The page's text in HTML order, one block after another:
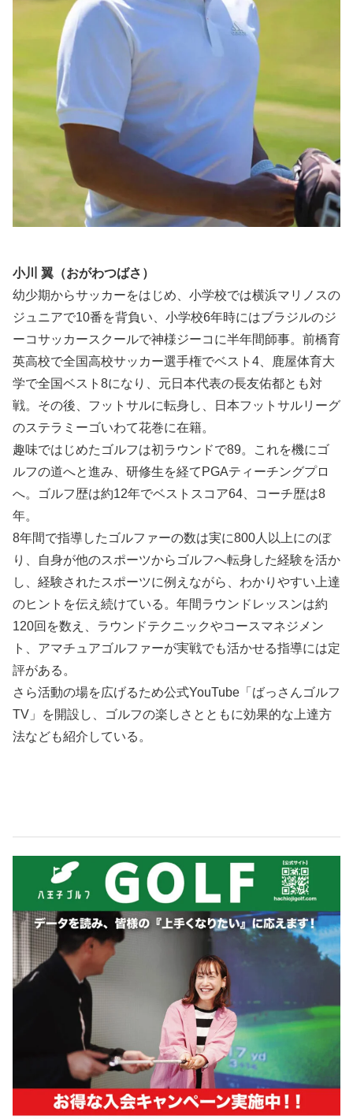
小川 翼（おがわつばさ）
幼少期からサッカーをはじめ、小学校では横浜マリノスの
ジュニアで10番を背負い、小学校6年時にはブラジルのジ
ーコサッカースクールで神様ジーコに半年間師事。前橋育
英高校で全国高校サッカー選手権でベスト4、鹿屋体育大
学で全国ベスト8になり、元日本代表の長友佑都とも対
戦。その後、フットサルに転身し、日本フットサルリーグ
のステラミーゴいわて花巻に在籍。
趣味ではじめたゴルフは初ラウンドで89。これを機にゴ
ルフの道へと進み、研修生を経てPGAティーチングプロ
へ。ゴルフ歴は約12年でベストスコア64、コーチ歴は8
年。
8年間で指導したゴルファーの数は実に800人以上にのぼ
り、自身が他のスポーツからゴルフへ転身した経験を活か
し、経験されたスポーツに例えながら、わかりやすい上達
のヒントを伝え続けている。年間ラウンドレッスンは約
120回を数え、ラウンドテクニックやコースマネジメン
ト、アマチュアゴルファーが実戦でも活かせる指導には定
評がある。
さら活動の場を広げるため公式YouTube「ばっさんゴルフ
TV」を開設し、ゴルフの楽しさとともに効果的な上達方
法なども紹介している。